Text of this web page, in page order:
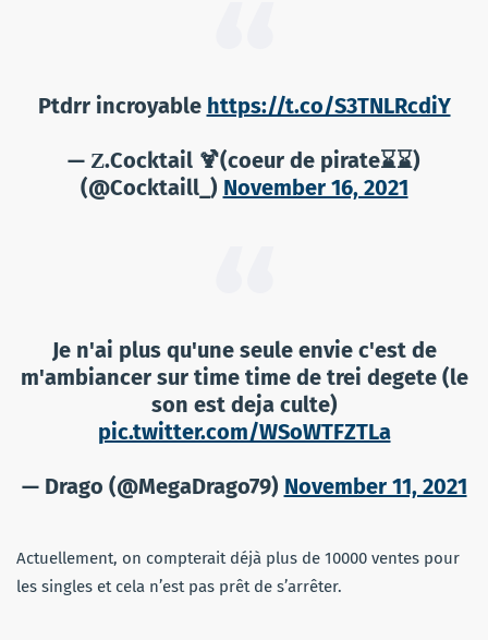
Ptdrr incroyable https://t.co/S3TNLRcdiY
— Ζ.Cocktail 🍹(coeur de pirate⌛️⌛️)
(@Cocktaill_) November 16, 2021
Je n'ai plus qu'une seule envie c'est de
m'ambiancer sur time time de trei degete (le
son est deja culte)
pic.twitter.com/WSoWTFZTLa
— Drago (@MegaDrago79) November 11, 2021
Actuellement, on compterait déjà plus de 10000 ventes pour
les singles et cela n’est pas prêt de s’arrêter.